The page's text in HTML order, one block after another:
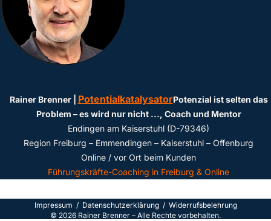
Rainer Brenner | PotentialkatalysatorPotenzial ist selten das
Problem – es wird nur nicht ..., Coach und Mentor
Endingen am Kaiserstuhl (D-79346)
Region Freiburg – Emmendingen – Kaiserstuhl – Offenburg
Online / vor Ort beim Kunden
Führungskräfte-Coaching in Freiburg & Online
Impressum / Datenschutzerklärung / Widerrufsbelehrung
© 2026 Rainer Brenner – Alle Rechte vorbehalten.